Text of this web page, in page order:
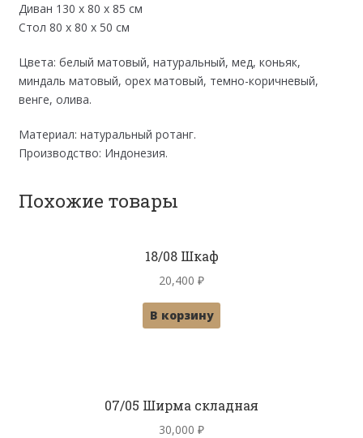
Диван 130 х 80 х 85 см
Стол 80 х 80 х 50 см
Цвета: белый матовый, натуральный, мед, коньяк,
миндаль матовый, орех матовый, темно-коричневый,
венге, олива.
Материал: натуральный ротанг.
Производство: Индонезия.
Похожие товары
18/08 Шкаф
20,400 ₽
В корзину
07/05 Ширма складная
30,000 ₽